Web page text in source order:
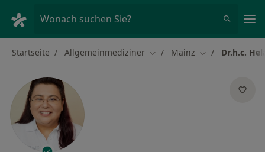
Wonach suchen Sie?
Startseite Allgemeinmediziner Stadt ändern
Mainz Stadt ändern
Dr.h.c.